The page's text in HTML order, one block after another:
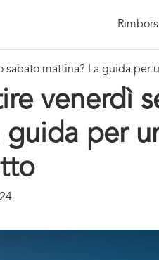
sabato mattina? La guida per
venerdì
guida per